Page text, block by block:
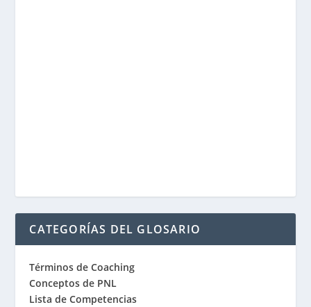
CATEGORÍAS DEL GLOSARIO
Términos de Coaching
Conceptos de PNL
Lista de Competencias